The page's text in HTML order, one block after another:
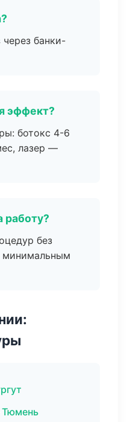
банки-
эффект?
ботокс 4-6
лазер —
работу?
без
минимальным
Тюмень